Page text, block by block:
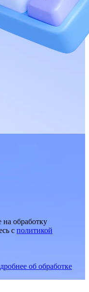
на обработку
c политикой
об обработке